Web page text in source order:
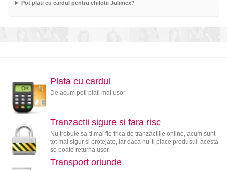
Pot plati cu cardul pentru chilotii Julimex?
Plata cu cardul
De acum poti plati mai usor
Tranzactii sigure si fara risc
Nu trebuie sa-ti mai fie frica de tranzactiile online, acum sunt
tot mai sigur si protejate, iar daca nu-ti place produsul, acesta
se poate returna usor.
Transport oriunde